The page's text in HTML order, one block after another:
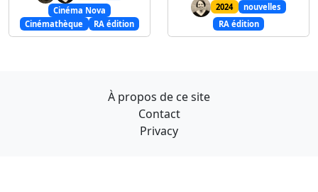
Cinéma Nova
Cinémathèque
RA édition
2024
nouvelles
RA édition
À propos de ce site
Contact
Privacy